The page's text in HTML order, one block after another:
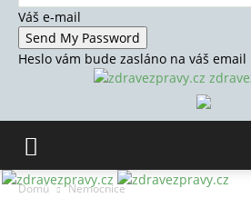
Váš e-mail
Heslo vám bude zasláno na váš email
Domů Nemocnice